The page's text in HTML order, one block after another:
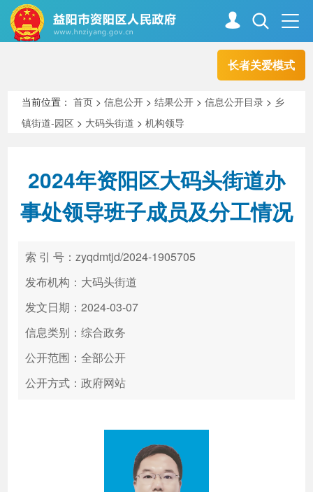
长者关爱模式
走进资阳
新闻中心 解读回应
政务服务
高效办成一件事
当前位置：首页 >信息公开 >结果公开 >信息公开目录 > 乡
镇街道-园区 > 大码头街道 >机构领导
2024年资阳区大码头街道办
事处领导班子成员及分工情况
索 引 号：zyqdmtjd/2024-1905705
发布机构：大码头街道
发文日期：2024-03-07
信息类别：综合政务
公开范围：全部公开
公开方式：政府网站